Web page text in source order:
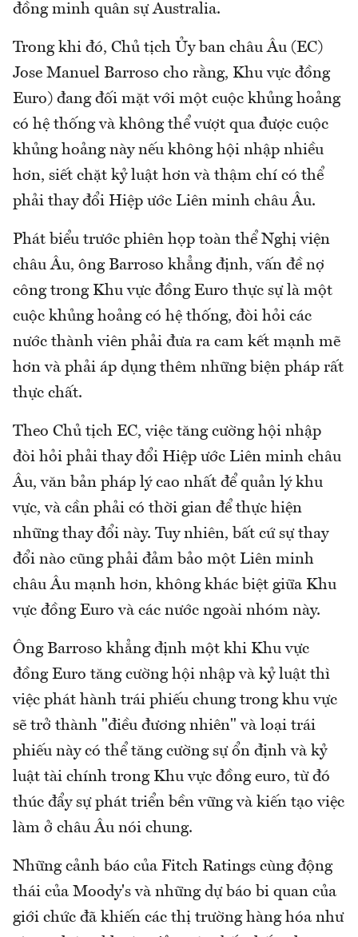
đồng minh quân sự Australia.
Trong khi đó, Chủ tịch Ủy ban châu Âu (EC)
Jose Manuel Barroso cho rằng, Khu vực đồng
Euro) đang đối mặt với một cuộc khủng hoảng
có hệ thống và không thể vượt qua được cuộc
khủng hoảng này nếu không hội nhập nhiều
hơn, siết chặt kỷ luật hơn và thậm chí có thể
phải thay đổi Hiệp ước Liên minh châu Âu.
Phát biểu trước phiên họp toàn thể Nghị viện
châu Âu, ông Barroso khẳng định, vấn đề nợ
công trong Khu vực đồng Euro thực sự là một
cuộc khủng hoảng có hệ thống, đòi hỏi các
nước thành viên phải đưa ra cam kết mạnh mẽ
hơn và phải áp dụng thêm những biện pháp rất
thực chất.
Theo Chủ tịch EC, việc tăng cường hội nhập
đòi hỏi phải thay đổi Hiệp ước Liên minh châu
Âu, văn bản pháp lý cao nhất để quản lý khu
vực, và cần phải có thời gian để thực hiện
những thay đổi này. Tuy nhiên, bất cứ sự thay
đổi nào cũng phải đảm bảo một Liên minh
châu Âu mạnh hơn, không khác biệt giữa Khu
vực đồng Euro và các nước ngoài nhóm này.
Ông Barroso khẳng định một khi Khu vực
đồng Euro tăng cường hội nhập và kỷ luật thì
việc phát hành trái phiếu chung trong khu vực
sẽ trở thành "điều đương nhiên" và loại trái
phiếu này có thể tăng cường sự ổn định và kỷ
luật tài chính trong Khu vực đồng euro, từ đó
thúc đẩy sự phát triển bền vững và kiến tạo việc
làm ở châu Âu nói chung.
Những cảnh báo của Fitch Ratings cùng động
thái của Moody's và những dự báo bi quan của
giới chức đã khiến các thị trường hàng hóa như